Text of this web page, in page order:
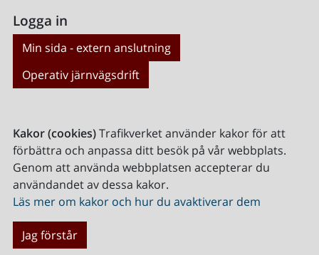
Logga in
Min sida - extern anslutning
Operativ järnvägsdrift
Kakor (cookies)Trafikverket använder kakor för att
förbättra och anpassa ditt besök på vår webbplats.
Genom att använda webbplatsen accepterar du
användandet av dessa kakor.
Läs mer om kakor och hur du avaktiverar dem
Jag förstår